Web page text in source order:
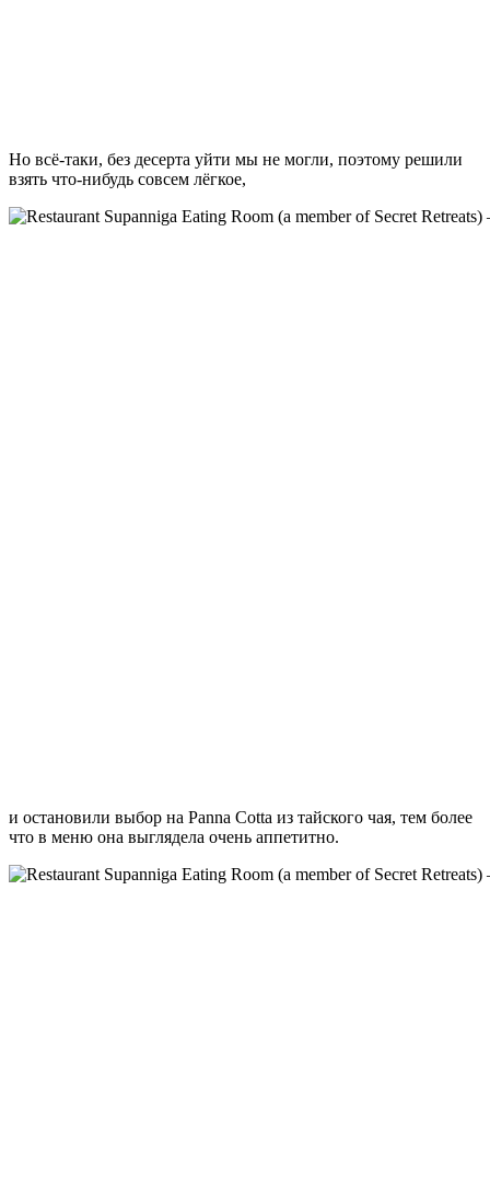
Но всё-таки, без десерта уйти мы не могли, поэтому решили
взять что-нибудь совсем лёгкое,
и остановили выбор на Panna Cotta из тайского чая, тем более
что в меню она выглядела очень аппетитно.